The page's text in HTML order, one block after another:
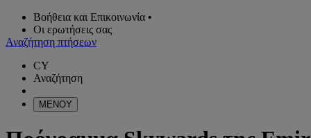
Βοήθεια και Επικοινωνία •
Οι ερωτήσεις σας
Αναζήτηση πτήσεων
CY
Αναζήτηση
ΜΕΝΟΥ